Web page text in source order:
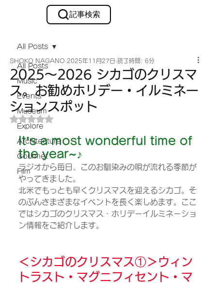
記事検索
All Posts
Music
Events
Museum
Explore
Architecture
Gourmet
Film
All Posts
2025～2026 シカゴのクリスマ
ス。お勧めホリデー・イルミネー
ションスポット
SHOKO NAGANO 2025年11月27日 読了時間: 6分
5つ星のうちNaNと評価されています。
It’s a most wonderful time of
the year~♪
ラジオから毎日、このお馴染みの唄が流れる季節が
やってきました。
北米でもっとも早くクリスマスを迎えるシカゴ。そ
のぶんさまざまなイベントを長く楽しめます。ここ
ではシカゴのクリスマス・ホリデーイルミネーショ
ン情報をご紹介します。
＜シカゴのクリスマス①＞ウィン
トラスト・マグニフィセント・マ